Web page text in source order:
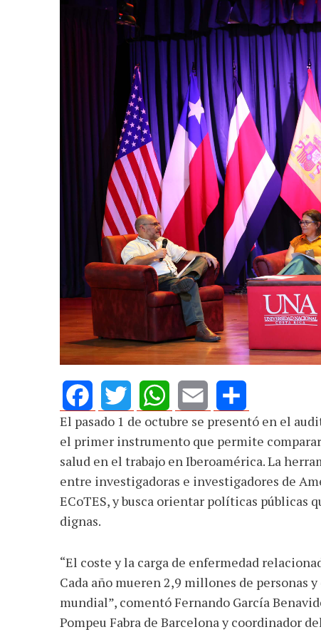
FacebookTwitterWhatsApp
Email Share
El pasado 1 de octubre se presentó en el
el primer instrumento que permite
salud en el trabajo en Iberoamérica. La
entre investigadoras e investigadores de
ECoTES, y busca orientar políticas públicas
dignas.
“El coste y la carga de enfermedad
Cada año mueren 2,9 millones de personas
mundial”, comentó Fernando García
Pompeu Fabra de Barcelona y coordinador
AGOSTO 05, 2026
Consejo
defender la